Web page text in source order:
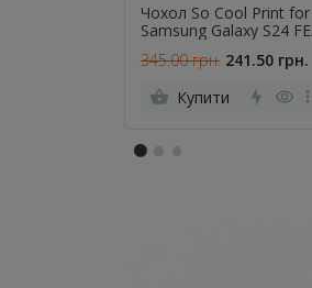
Чохол So Cool Print for
Samsung Galaxy S24 FE
345.00 грн. 241.50 грн.
Купити